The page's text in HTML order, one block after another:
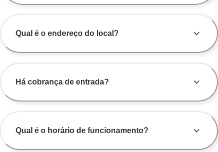
Qual é o endereço do local?
Há cobrança de entrada?
Qual é o horário de funcionamento?